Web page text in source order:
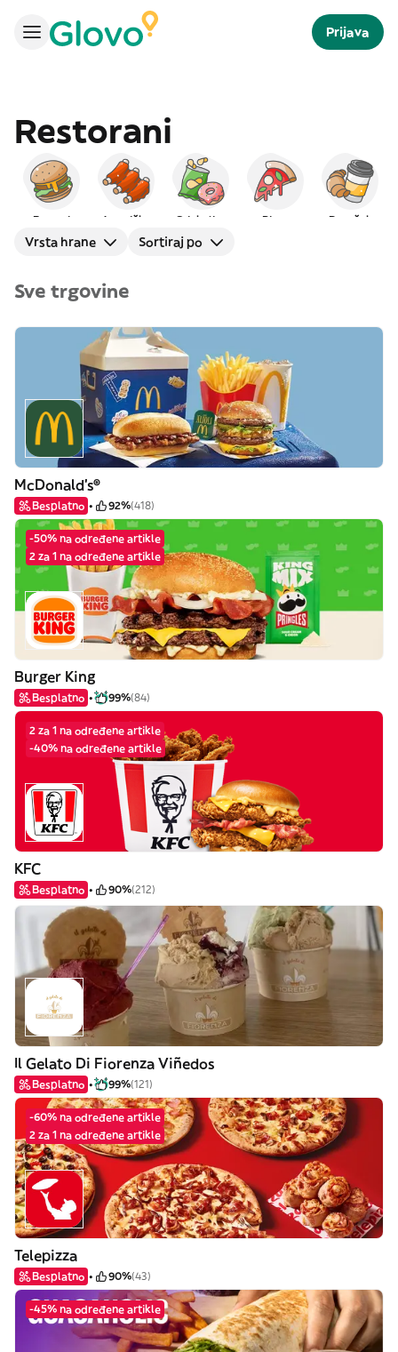
Prijava
Restorani
Burgeri Američka Grickalice Pizza Doručak
Vrsta hrane Sortiraj po
Sve trgovine
McDonald's®
Besplatno 92%(418)
-50% na određene artikle
2 za 1 na određene artikle
Burger King
Besplatno 99%(84)
2 za 1 na određene artikle
-40% na određene artikle
KFC
Besplatno 90%(212)
Il Gelato Di Fiorenza Viñedos
Besplatno 99%(121)
-60% na određene artikle
2 za 1 na određene artikle
Telepizza
Besplatno 90%(43)
-45% na određene artikle